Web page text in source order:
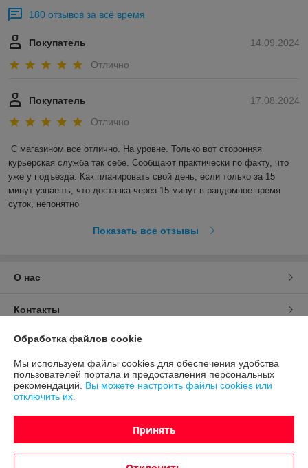
180 отзывов за всё время
14.09.2024
Покупатель
Отлично
17.08.2024
Покупатель
Отлично
С магазином все отлично. На уровне. Только вот сторонняя
курьерская служба так себе. Сообщают практически по факту, что
уже у подъезда. Как планировать свой день, если только за 15
минут узнаешь, что доставка через 15 минут в рандомное время
суток, непонятно
Показать все отзывы
О нас
Контакты
Доставка и оплата
График работы
Политика обработки cookies
Обработка файлов cookie
Мы используем файлы cookies для обеспечения удобства
пользователей портала и предоставления персональных
рекомендаций. Вы можете настроить файлы cookies или
отключить их.
Принять